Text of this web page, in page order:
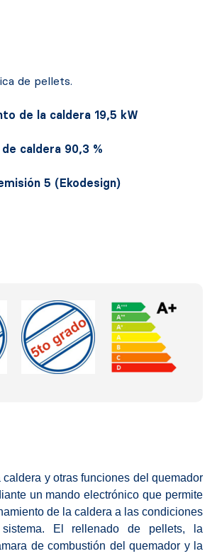
de pellets.
de la caldera 19,5 kW
caldera 90,3 %
5 (Ekodesign)
caldera y otras funciones del quemador
un mando electrónico que permite
de la caldera a las condiciones
El rellenado de pellets, la
de combustión del quemador y la